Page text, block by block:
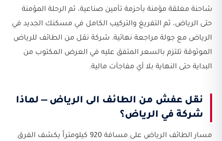
شاحنة مغلقة مؤمنة بأحزمة تأمين صناعية، ثم الرحلة المؤمنة
حتى الرياض، ثم التفريغ والتركيب الكامل في مسكنك الجديد في
الرياض مع جولة مراجعة نهائية. شركة نقل من الطائف للرياض
الموثوقة تلتزم بالسعر المتفق عليه في العرض المكتوب من
البداية حتى النهاية بلا أي مفاجآت مالية.
نقل عفش من الطائف الى الرياض — لماذا
شركة في الرياض؟
مسار الطائف الرياض على مسافة 920 كيلومتراً يكشف الفرق